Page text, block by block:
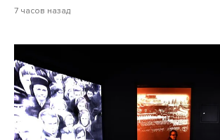
7 часов назад